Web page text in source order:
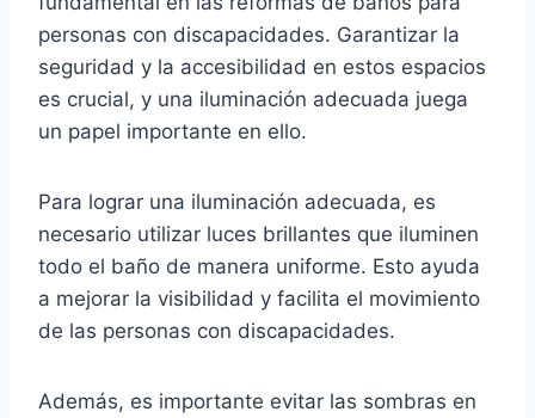
personas con discapacidades. Garantizar la
seguridad y la accesibilidad en estos espacios
es crucial, y una iluminación adecuada juega
un papel importante en ello.
Para lograr una iluminación adecuada, es
necesario utilizar luces brillantes que iluminen
todo el baño de manera uniforme. Esto ayuda
a mejorar la visibilidad y facilita el movimiento
de las personas con discapacidades.
Además, es importante evitar las sombras en